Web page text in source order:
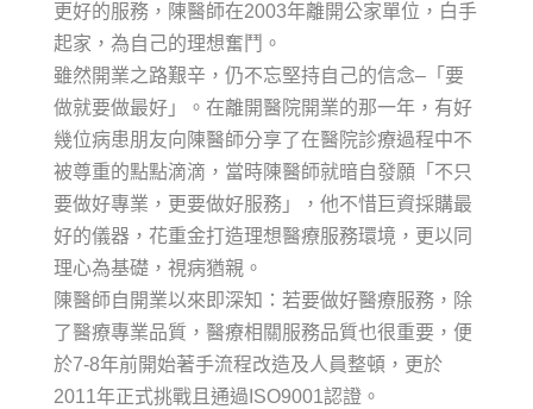
更好的服務，陳醫師在2003年離開公家單位，白手
起家，為自己的理想奮鬥。
雖然開業之路艱辛，仍不忘堅持自己的信念–「要
做就要做最好」。在離開醫院開業的那一年，有好
幾位病患朋友向陳醫師分享了在醫院診療過程中不
被尊重的點點滴滴，當時陳醫師就暗自發願「不只
要做好專業，更要做好服務」，他不惜巨資採購最
好的儀器，花重金打造理想醫療服務環境，更以同
理心為基礎，視病猶親。
陳醫師自開業以來即深知：若要做好醫療服務，除
了醫療專業品質，醫療相關服務品質也很重要，便
於7-8年前開始著手流程改造及人員整頓，更於
2011年正式挑戰且通過ISO9001認證。